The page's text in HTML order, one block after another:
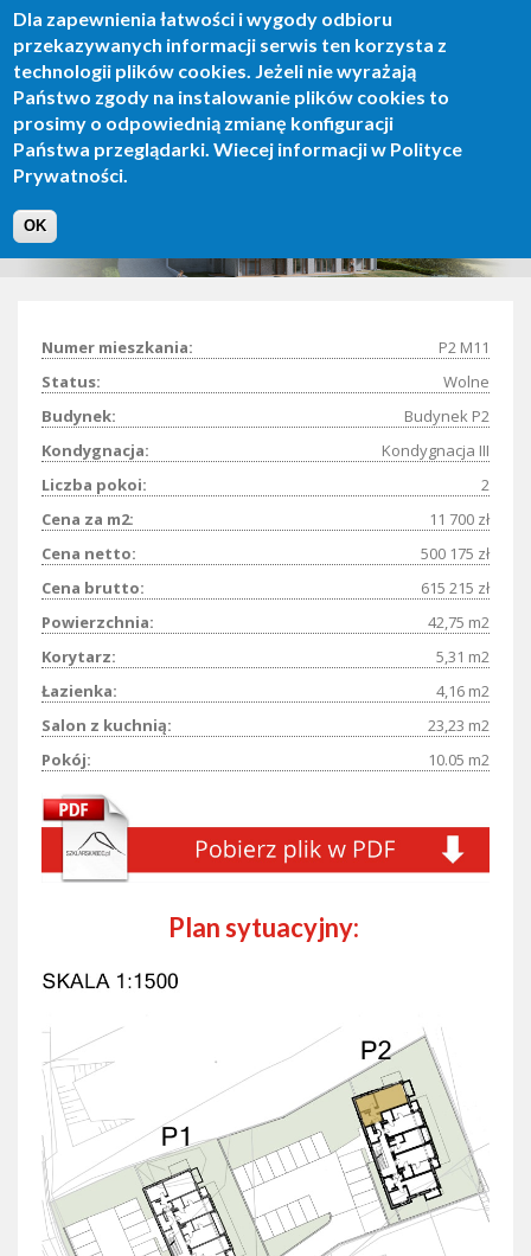
Dla zapewnienia łatwości i wygody odbioru
przekazywanych informacji serwis ten korzysta z
technologii plików cookies. Jeżeli nie wyrażają
Państwo zgody na instalowanie plików cookies to
prosimy o odpowiednią zmianę konfiguracji
Państwa przeglądarki. Wiecej informacji w Polityce
Prywatności.
OK
main
content
Apartament P2 M11
Numer mieszkania:
P2 M11
Status:
Wolne
Budynek:
Budynek P2
Kondygnacja:
Kondygnacja III
Liczba pokoi:
2
Cena za m2:
11 700 zł
Cena netto:
500 175 zł
Cena brutto:
615 215 zł
Powierzchnia:
42,75 m2
Korytarz:
5,31 m2
Łazienka:
4,16 m2
Salon z kuchnią:
23,23 m2
Pokój:
10.05 m2
Plan sytuacyjny: